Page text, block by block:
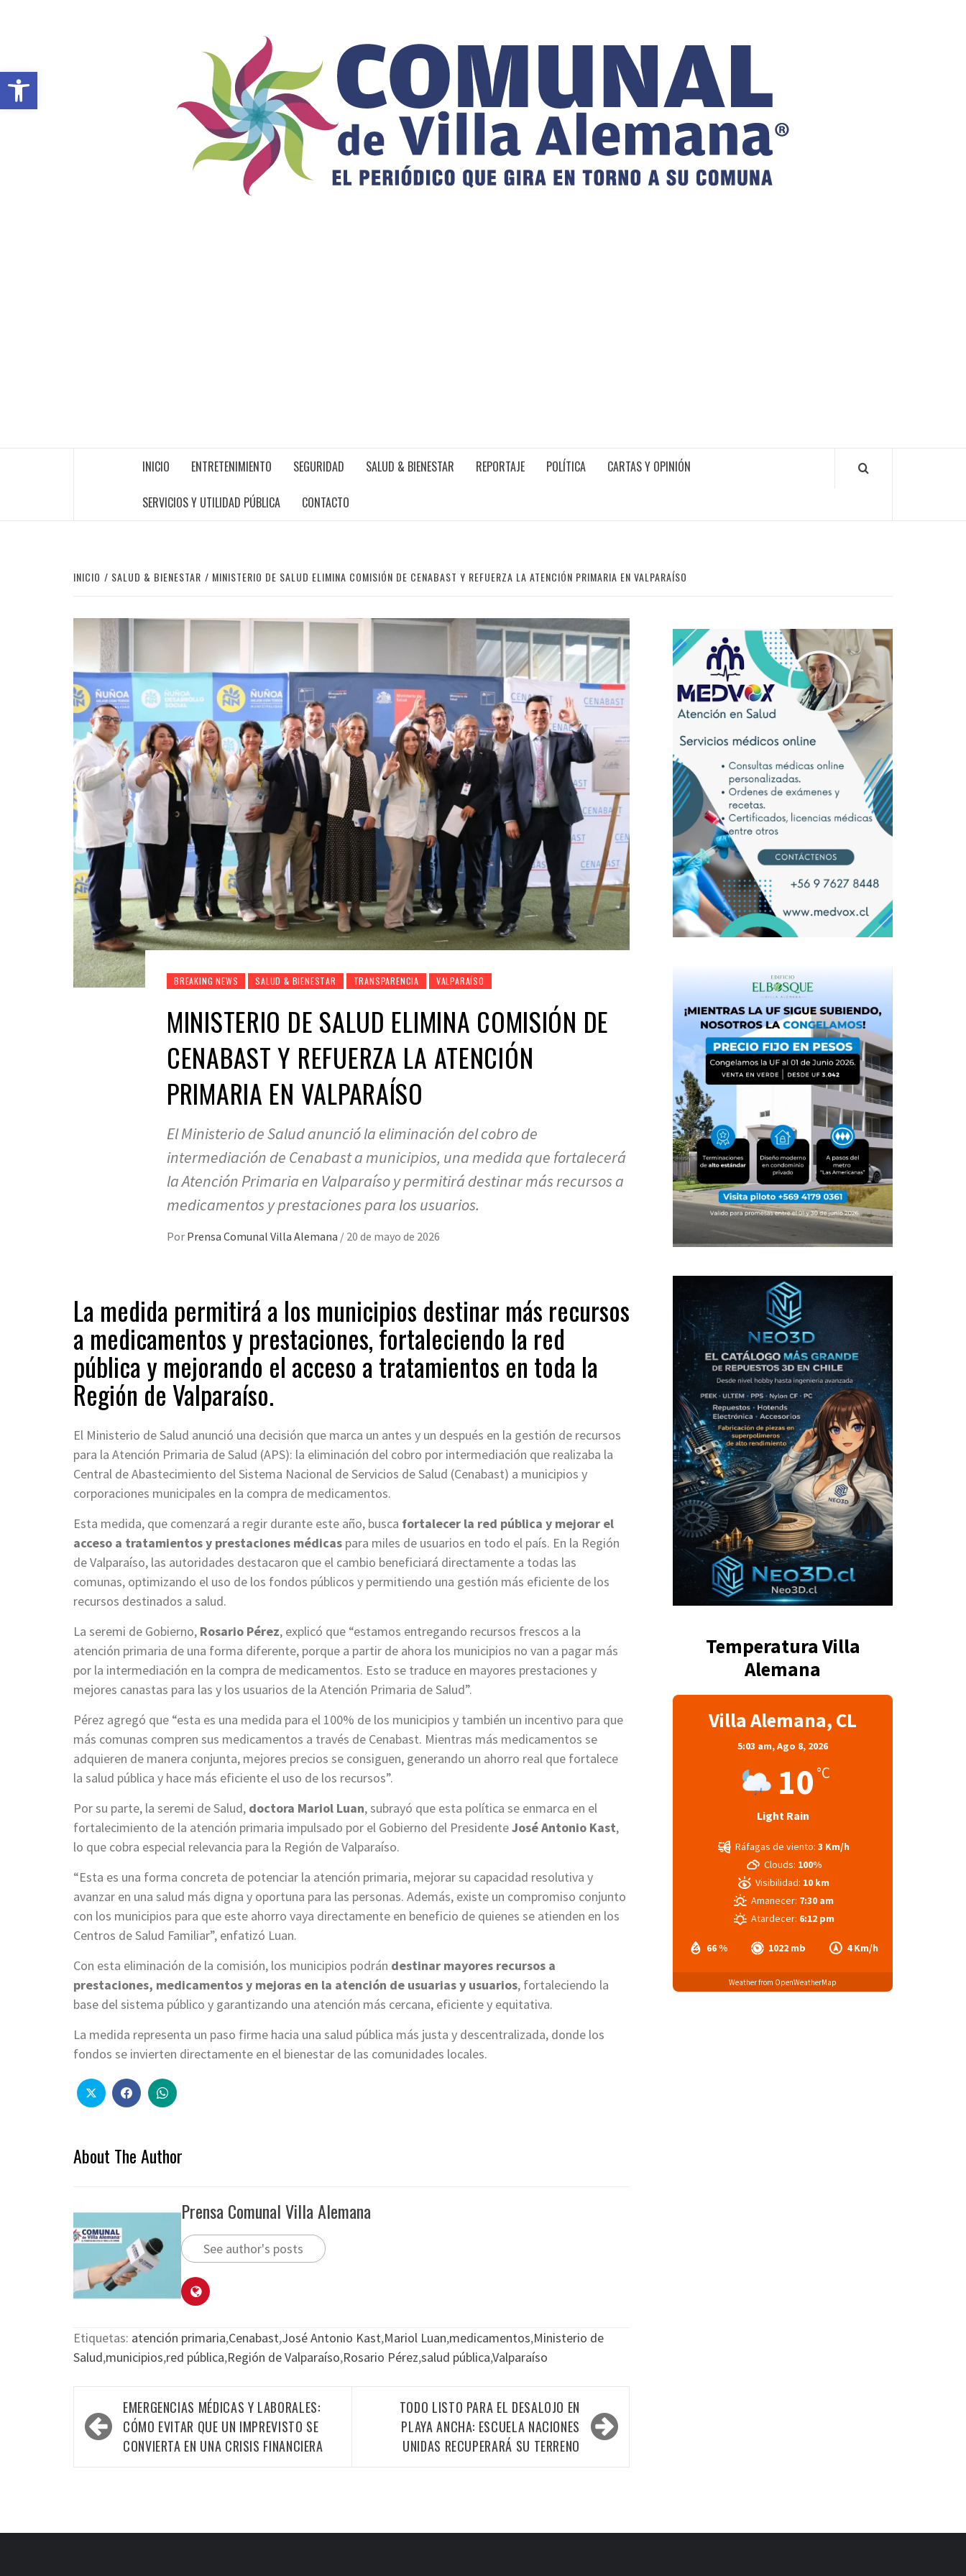
Abrir barra de herramientas
INICIO ENTRETENIMIENTO SEGURIDAD SALUD & BIENESTAR REPORTAJE POLÍTICA CARTAS Y OPINIÓN
SERVICIOS Y UTILIDAD PÚBLICA CONTACTO
INICIO SALUD & BIENESTAR MINISTERIO DE SALUD ELIMINA COMISIÓN DE CENABAST Y REFUERZA LA ATENCIÓN PRIMARIA EN VALPARAÍSO
BREAKING NEWS SALUD & BIENESTAR TRANSPARENCIA VALPARAÍSO
MINISTERIO DE SALUD ELIMINA COMISIÓN DE
CENABAST Y REFUERZA LA ATENCIÓN
PRIMARIA EN VALPARAÍSO
El Ministerio de Salud anunció la eliminación del cobro de
intermediación de Cenabast a municipios, una medida que fortalecerá
la Atención Primaria en Valparaíso y permitirá destinar más recursos a
medicamentos y prestaciones para los usuarios.
Por Prensa Comunal Villa Alemana / 20 de mayo de 2026
La medida permitirá a los municipios destinar más recursos
a medicamentos y prestaciones, fortaleciendo la red
pública y mejorando el acceso a tratamientos en toda la
Región de Valparaíso.
El Ministerio de Salud anunció una decisión que marca un antes y un después en la gestión de recursos
para la Atención Primaria de Salud (APS): la eliminación del cobro por intermediación que realizaba la
Central de Abastecimiento del Sistema Nacional de Servicios de Salud (Cenabast) a municipios y
corporaciones municipales en la compra de medicamentos.
Esta medida, que comenzará a regir durante este año, busca fortalecer la red pública y mejorar el
acceso a tratamientos y prestaciones médicas para miles de usuarios en todo el país. En la Región
de Valparaíso, las autoridades destacaron que el cambio beneficiará directamente a todas las
comunas, optimizando el uso de los fondos públicos y permitiendo una gestión más eficiente de los
recursos destinados a salud.
La seremi de Gobierno, Rosario Pérez, explicó que “estamos entregando recursos frescos a la
atención primaria de una forma diferente, porque a partir de ahora los municipios no van a pagar más
por la intermediación en la compra de medicamentos. Esto se traduce en mayores prestaciones y
mejores canastas para las y los usuarios de la Atención Primaria de Salud”.
Pérez agregó que “esta es una medida para el 100% de los municipios y también un incentivo para que
más comunas compren sus medicamentos a través de Cenabast. Mientras más medicamentos se
adquieren de manera conjunta, mejores precios se consiguen, generando un ahorro real que fortalece
la salud pública y hace más eficiente el uso de los recursos”.
Por su parte, la seremi de Salud, doctora Mariol Luan, subrayó que esta política se enmarca en el
fortalecimiento de la atención primaria impulsado por el Gobierno del PresidenteJosé Antonio Kast,
lo que cobra especial relevancia para la Región de Valparaíso.
“Esta es una forma concreta de potenciar la atención primaria, mejorar su capacidad resolutiva y
avanzar en una salud más digna y oportuna para las personas. Además, existe un compromiso conjunto
con los municipios para que este ahorro vaya directamente en beneficio de quienes se atienden en los
Centros de Salud Familiar”, enfatizó Luan.
Con esta eliminación de la comisión, los municipios podrán destinar mayores recursos a
prestaciones, medicamentos y mejoras en la atención de usuarias y usuarios, fortaleciendo la
base del sistema público y garantizando una atención más cercana, eficiente y equitativa.
La medida representa un paso firme hacia una salud pública más justa y descentralizada, donde los
fondos se invierten directamente en el bienestar de las comunidades locales.
About The Author
Prensa Comunal Villa Alemana
See author's posts
Etiquetas: atención primaria,Cenabast,José Antonio Kast,Mariol Luan,medicamentos,Ministerio de
Salud,municipios,red pública,Región de Valparaíso,Rosario Pérez,salud pública,Valparaíso
EMERGENCIAS MÉDICAS Y LABORALES:
CÓMO EVITAR QUE UN IMPREVISTO SE
CONVIERTA EN UNA CRISIS FINANCIERA
TODO LISTO PARA EL DESALOJO EN
PLAYA ANCHA: ESCUELA NACIONES
UNIDAS RECUPERARÁ SU TERRENO
Temperatura Villa
Alemana
Villa Alemana, CL
5:03 am,Ago 8, 2026
10 °C
Light Rain
66 % 1022 mb 4 Km/h
Ráfagas de viento: 3 Km/h
Clouds: 100%
Visibilidad: 10 km
Amanecer: 7:30 am
Atardecer: 6:12 pm
Weather from OpenWeatherMap